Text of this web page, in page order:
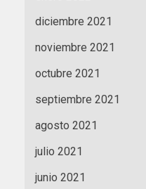
diciembre 2021
noviembre 2021
octubre 2021
septiembre 2021
agosto 2021
julio 2021
junio 2021